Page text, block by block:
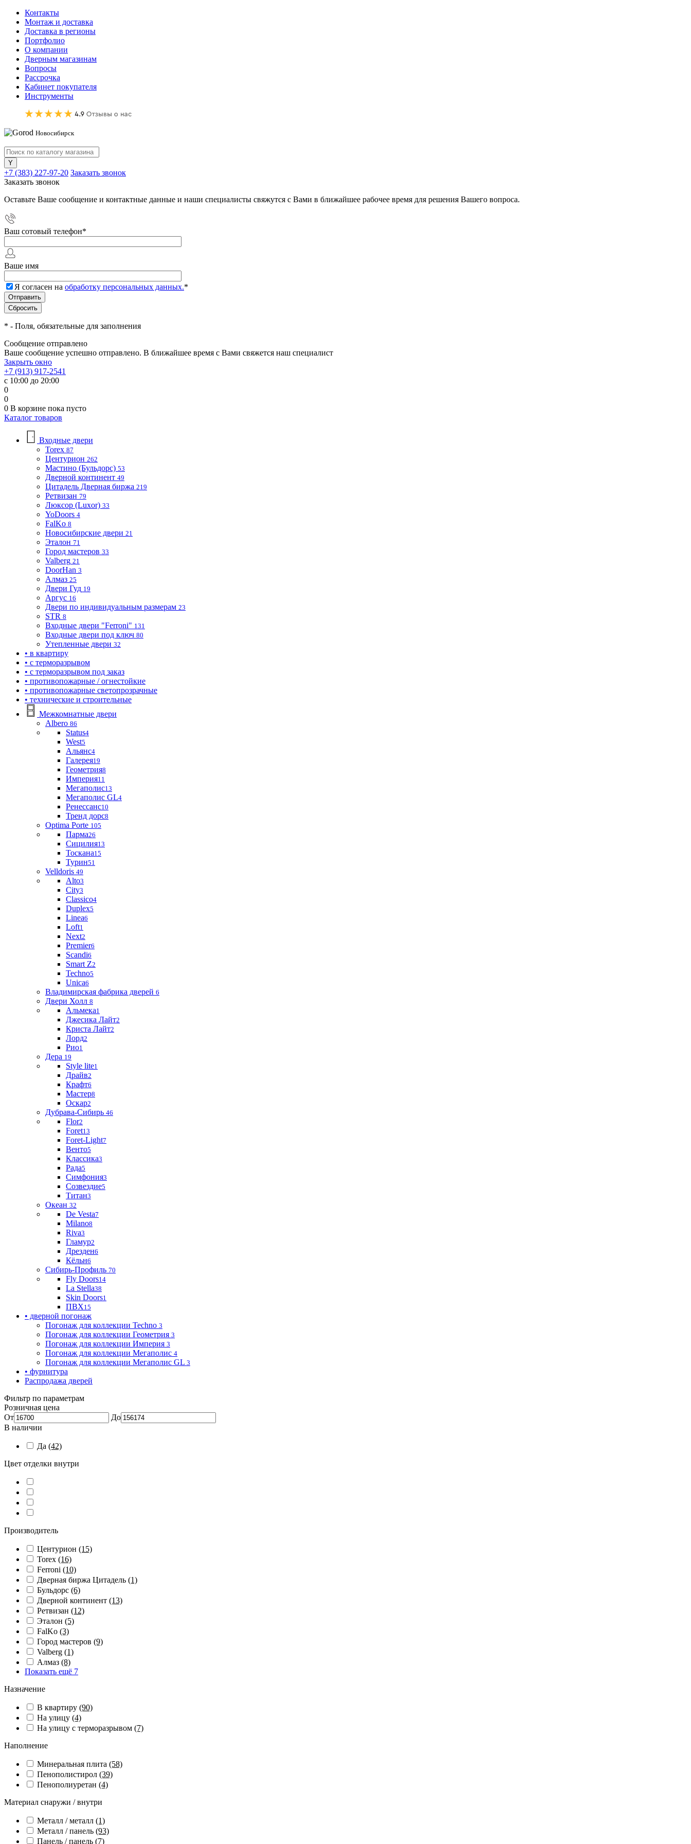
Контакты
Монтаж и доставка
Доставка в регионы
Портфолио
О компании
Дверным магазинам
Вопросы
Рассрочка
Кабинет покупателя
Инструменты
Новосибирск
+7 (383) 227-97-20 Заказать звонок
Заказать звонок
Оставьте Ваше сообщение и контактные данные и наши специалисты свяжутся с Вами в ближайшее рабочее время для решения Вашего вопроса.
Ваш сотовый телефон*
Ваше имя
Я согласен на обработку персональных данных.*
* - Поля, обязательные для заполнения
Сообщение отправлено
Ваше сообщение успешно отправлено. В ближайшее время с Вами свяжется наш специалист
Закрыть окно
+7 (913) 917-2541
с 10:00 до 20:00
0
0
0 В корзине пока пусто
Каталог товаров
Входные двери
Torex 87
Центурион 262
Мастино (Бульдорс) 53
Дверной континент 49
Цитадель Дверная биржа 219
Ретвизан 79
Люксор (Luxor) 33
YoDoors 4
FalKo 8
Новосибирские двери 21
Эталон 71
Город мастеров 33
Valberg 21
DoorHan 3
Алмаз 25
Двери Гуд 19
Аргус 16
Двери по индивидуальным размерам 23
STR 8
Входные двери "Ferroni" 131
Входные двери под ключ 80
Утепленные двери 32
• в квартиру
• с терморазрывом
• с терморазрывом под заказ
• противопожарные / огнестойкие
• противопожарные светопрозрачные
• технические и строительные
Межкомнатные двери
Albero 86
Status4
West5
Альянс4
Галерея19
Геометрия8
Империя11
Мегаполис13
Мегаполис GL4
Ренессанс10
Тренд дорс8
Optima Porte 105
Парма26
Сицилия13
Тоскана15
Турин51
Velldoris 49
Alto3
City3
Classico4
Duplex5
Linea6
Loft1
Next2
Premier6
Scandi6
Smart Z2
Techno5
Unica6
Владимирская фабрика дверей 6
Двери Холл 8
Альмека1
Джесика Лайт2
Криста Лайт2
Лорд2
Рио1
Дера 19
Style lite1
Драйв2
Крафт6
Мастер8
Оскар2
Дубрава-Сибирь 46
Flor2
Foret13
Foret-Light7
Венто5
Классика3
Рада5
Симфония3
Созвездие5
Титан3
Океан 32
De Vesta7
Milano8
Riva3
Гламур2
Дрезден6
Кёльн6
Сибирь-Профиль 70
Fly Doors14
La Stella38
Skin Doors1
ПВХ15
• дверной погонаж
Погонаж для коллекции Techno 3
Погонаж для коллекции Геометрия 3
Погонаж для коллекции Империя 3
Погонаж для коллекции Мегаполис 4
Погонаж для коллекции Мегаполис GL 3
• фурнитура
Распродажа дверей
Фильтр по параметрам
Розничная цена
От
До
В наличии
Да (42)
Цвет отделки внутри
Производитель
Центурион (15)
Torex (16)
Ferroni (10)
Дверная биржа Цитадель (1)
Бульдорс (6)
Дверной континент (13)
Ретвизан (12)
Эталон (5)
FalKo (3)
Город мастеров (9)
Valberg (1)
Алмаз (8)
Показать ещё 7
Назначение
В квартиру (90)
На улицу (4)
На улицу с терморазрывом (7)
Наполнение
Минеральная плита (58)
Пенополистирол (39)
Пенополиуретан (4)
Материал снаружи / внутри
Металл / металл (1)
Металл / панель (93)
Панель / панель (7)